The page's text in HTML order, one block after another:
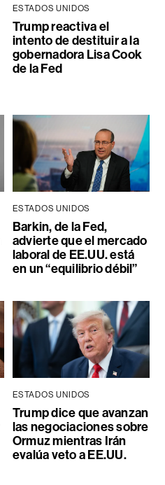
ESTADOS UNIDOS
Trump reactiva el
intento de destituir a la
gobernadora Lisa Cook
de la Fed
ESTADOS UNIDOS
Barkin, de la Fed,
advierte que el mercado
laboral de EE.UU. está
en un “equilibrio débil”
ESTADOS UNIDOS
Trump dice que avanzan
las negociaciones sobre
Ormuz mientras Irán
evalúa veto a EE.UU.